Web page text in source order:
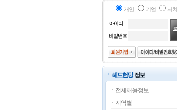
개인 기업 서
전체채용정보
지역별